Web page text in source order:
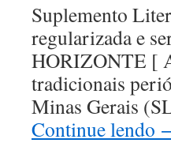
Suplemento
regularizada e
HORIZONTE [
tradicionais
Minas Gerais
Continue lendo